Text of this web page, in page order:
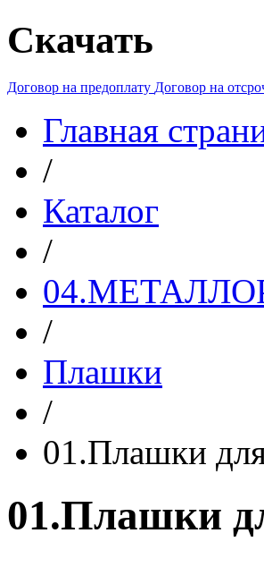
Скачать
Договор на предоплату Договор на
Главная
/
Каталог
/
/
Плашки
/
01.Плашки
01.Плашки